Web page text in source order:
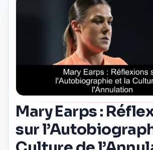
Mary Earps :
sur